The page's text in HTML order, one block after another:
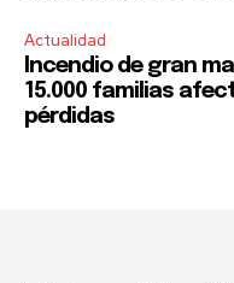
Actualidad
Incendio de gran
15.000 familias
pérdidas